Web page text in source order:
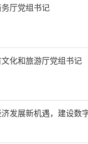
东南亚，Horizon
局澳洲等其他全
球天际线，海尔
布局，持续推动
厅党组书记
化和旅游厅党组书记
发展新机遇，建设数